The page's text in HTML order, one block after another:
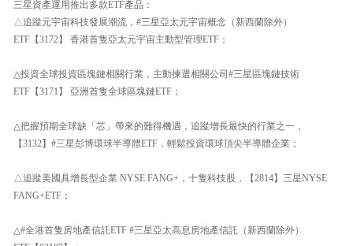
三星資產運用推出多款ETF產品：
△追蹤元宇宙科技發展潮流，#三星亞太元宇宙概念（新西蘭除外）
ETF【3172】 香港首隻亞太元宇宙主動型管理ETF；
△投資全球投資區塊鏈相關行業，主動揀選相關公司#三星區塊鏈技術
ETF【3171】 亞洲首隻全球區塊鏈ETF；
△把握預期全球缺「芯」帶來的難得機遇，追蹤增長最快的行業之一，
【3132】#三星彭博環球半導體ETF，輕鬆投資環球頂尖半導體企業；
△追蹤美國具增長型企業 NYSE FANG+，十隻科技股，【2814】三星NYSE
FANG+ETF；
△#全港首隻房地產信託ETF #三星亞太高息房地產信託（新西蘭除外）